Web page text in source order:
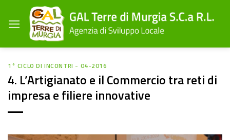
contenuti
1° CICLO DI INCONTRI - 04-2016
4. L’Artigianato e il Commercio tra reti di
impresa e filiere innovative